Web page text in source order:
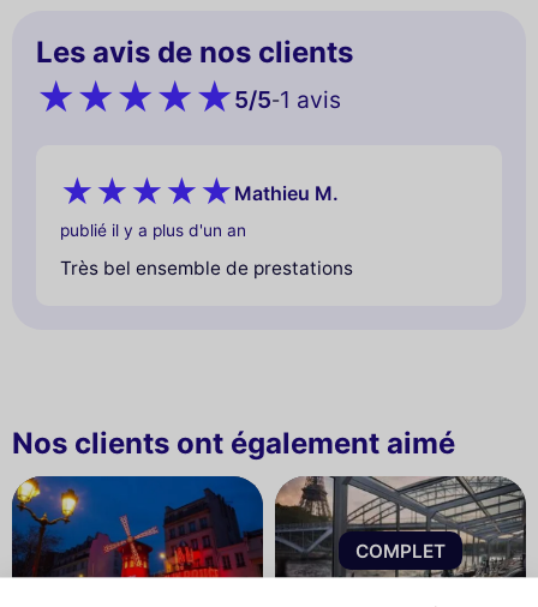
Les avis de nos clients
5/5-1 avis
Mathieu M.
publié il y a plus d'un an
Très bel ensemble de prestations
Nos clients ont également aimé
COMPLET